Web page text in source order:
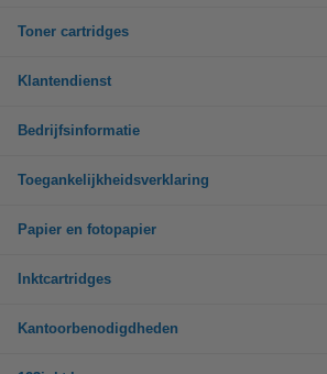
Toner cartridges
Klantendienst
Bedrijfsinformatie
Toegankelijkheidsverklaring
Papier en fotopapier
Inktcartridges
Kantoorbenodigdheden